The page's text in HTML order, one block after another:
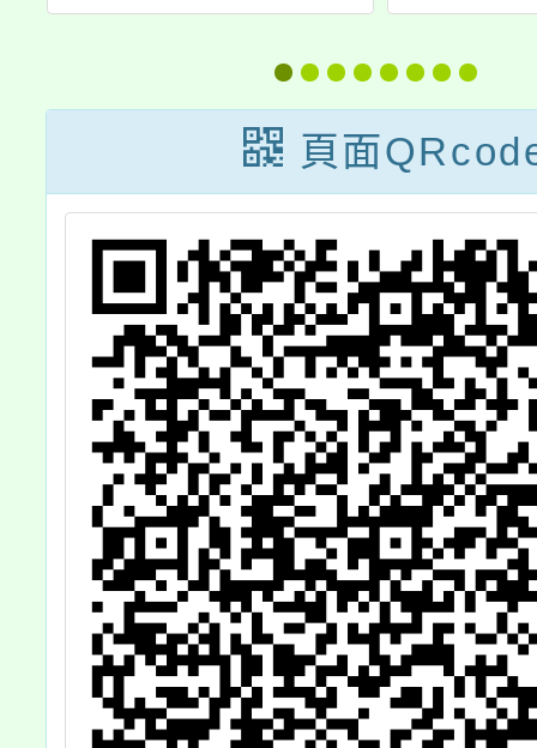
備軍人與補充兵
緩召逐次召集及
儘後召集處理規
定」
修正
一般
施要
自114
頁面